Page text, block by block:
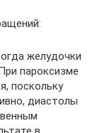
желудочки
пароксизме
поскольку
диастолы